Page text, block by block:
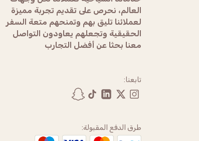
العالم، نحرص على تقديم تجربة مميزة
لعملائنا تليق بهم وتمنحهم متعة السفر
الحقيقية وتجعلهم يعاودون التواصل
معنا بحثا عن أفضل التجارب
تابعنا:
طرق الدفع المقبولة: